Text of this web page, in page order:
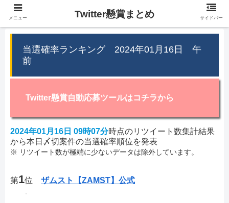
当選確率ランキング 2024年01月16日 午
前
Twitter懸賞自動応募ツールはコチラから
2024年01月16日 09時07分時点のリツイート数集計結果
から本日〆切案件の当選確率順位を発表
※ リツイート数が極端に少ないデータは除外しています。
第1位 ザムスト【ZAMST】公式
メニュー Twitter懸賞まとめ サイドバー